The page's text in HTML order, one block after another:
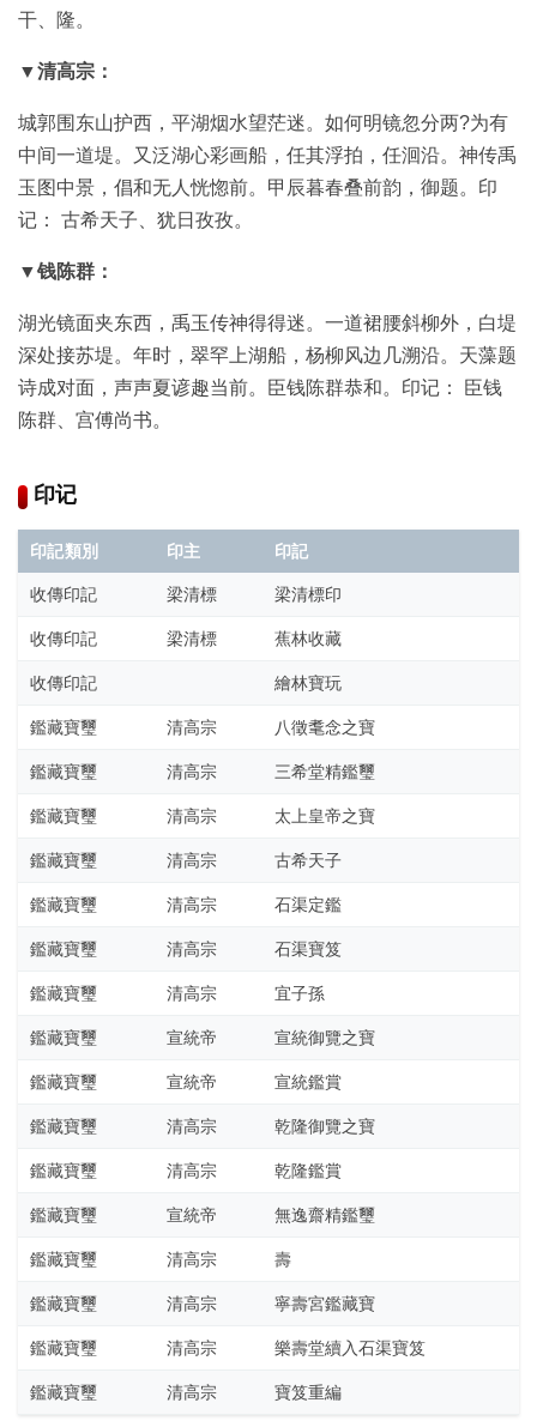
干、隆。
▼清高宗：
城郭围东山护西，平湖烟水望茫迷。如何明镜忽分两?为有
中间一道堤。又泛湖心彩画船，任其浮拍，任洄沿。神传禹
玉图中景，倡和无人恍惚前。甲辰暮春叠前韵，御题。印
记： 古希天子、犹日孜孜。
▼钱陈群：
湖光镜面夹东西，禹玉传神得得迷。一道裙腰斜柳外，白堤
深处接苏堤。年时，翠罕上湖船，杨柳风边几溯沿。天藻题
诗成对面，声声夏谚趣当前。臣钱陈群恭和。印记： 臣钱
陈群、宫傅尚书。
印记
印記類別 印主
印記
收傳印記
梁清標
梁清標印
收傳印記
梁清標
蕉林收藏
收傳印記
繪林寶玩
鑑藏寶璽
清高宗
八徵耄念之寶
鑑藏寶璽
清高宗
三希堂精鑑璽
鑑藏寶璽
清高宗
太上皇帝之寶
鑑藏寶璽
清高宗
古希天子
鑑藏寶璽
清高宗
石渠定鑑
鑑藏寶璽
清高宗
石渠寶笈
鑑藏寶璽
清高宗
宜子孫
鑑藏寶璽
宣統帝
宣統御覽之寶
鑑藏寶璽
宣統帝
宣統鑑賞
鑑藏寶璽
清高宗
乾隆御覽之寶
鑑藏寶璽
清高宗
乾隆鑑賞
鑑藏寶璽
宣統帝
無逸齋精鑑璽
鑑藏寶璽
清高宗
壽
鑑藏寶璽
清高宗
寧壽宮鑑藏寶
鑑藏寶璽
清高宗
樂壽堂續入石渠寶笈
鑑藏寶璽
清高宗 寶笈重編
琅
玛
瑙
品
古
籍
善
本
Ancient
史
子
部
集
部
具
查
/
Tool
书
字
典
查